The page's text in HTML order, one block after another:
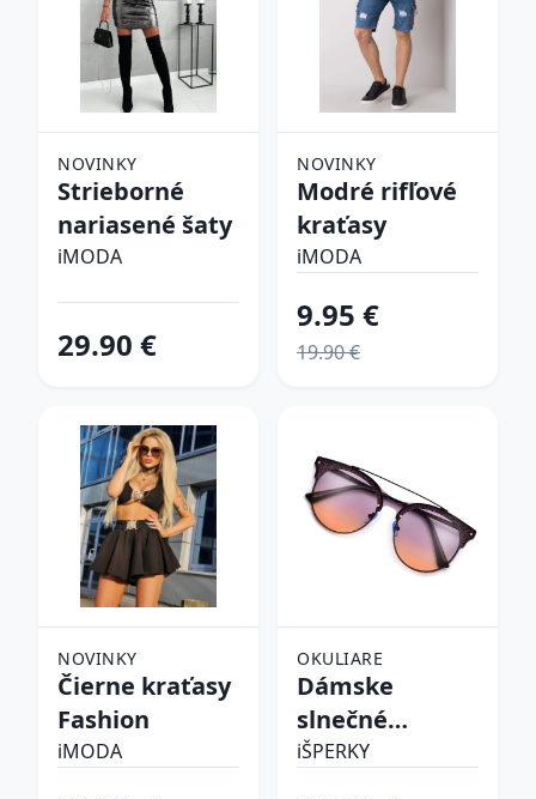
NOVINKY
Strieborné
nariasené šaty
iMODA
29.90 €
NOVINKY
Modré rifľové
kraťasy
iMODA
9.95 €
19.90 €
NOVINKY
Čierne kraťasy
Fashion
iMODA
OKULIARE
Dámske
slnečné
okuliare
iŠPERKY